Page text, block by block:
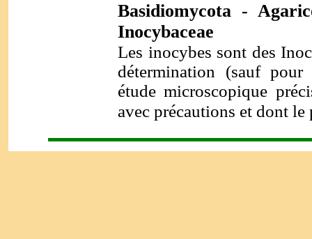
Basidiomycota -
Inocybaceae
Les inocybes sont des
détermination (sauf pour
étude microscopique
avec précautions et dont